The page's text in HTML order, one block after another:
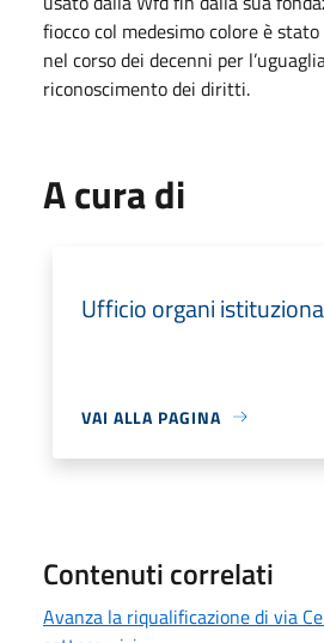
fiocco col medesimo colore è
nel corso dei decenni per
riconoscimento dei diritti.
A cura di
Ufficio organi
VAI ALLA PAGINA
Contenuti correlati
Avanza la riqualificazione di via